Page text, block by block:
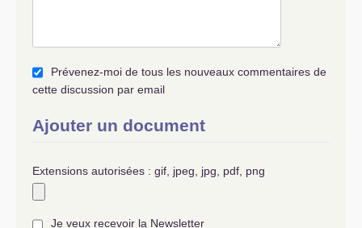
Prévenez-moi de tous les nouveaux commentaires de
cette discussion par email
Ajouter un document
Extensions autorisées : gif, jpeg, jpg, pdf, png
Je veux recevoir la Newsletter